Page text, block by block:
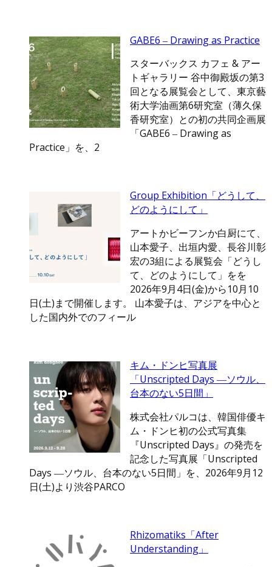
GABE6 ‒ Drawing as Practice
スターバックス カフェ & アー
トギャラリー 谷中御殿坂の第3
回となる展覧会として、東京藝
術大学油画第6研究室（薄久保
香研究室）との初の共同企画展
「GABE6 ‒ Drawing as
Practice」を、2
Group Exhibition「どうして、
どのようにして」
アートかビーフンか白厨にて、
山本愛子、出垣内愛、長谷川彰
宏の3組による展覧会「どうし
て、どのようにして」をを
2026年9月4日(金)から10月10
日(土)まで開催します。 山本愛子は、アジアを中心と
した国内外でのフィール
キム・ドンヒ写真展
「Unscripted Days ―ソウル、
台本のない5日間」
株式会社パルコは、韓国俳優キ
ム・ドンヒ初の公式写真集
『Unscripted Days』の発売を
記念した写真展「Unscripted
Days ―ソウル、台本のない5日間」を、2026年9月12
日(土)より渋谷PARCO
Rhizomatiks「After
Understanding」